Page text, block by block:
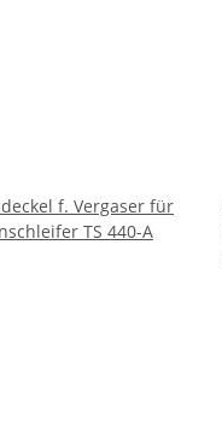
f. Vergaser für
TS 440-A